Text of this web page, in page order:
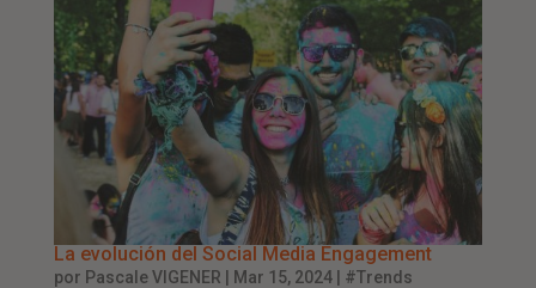
La evolución del Social Media Engagement
por Pascale VIGENER Mar 15, 2024| #Trends